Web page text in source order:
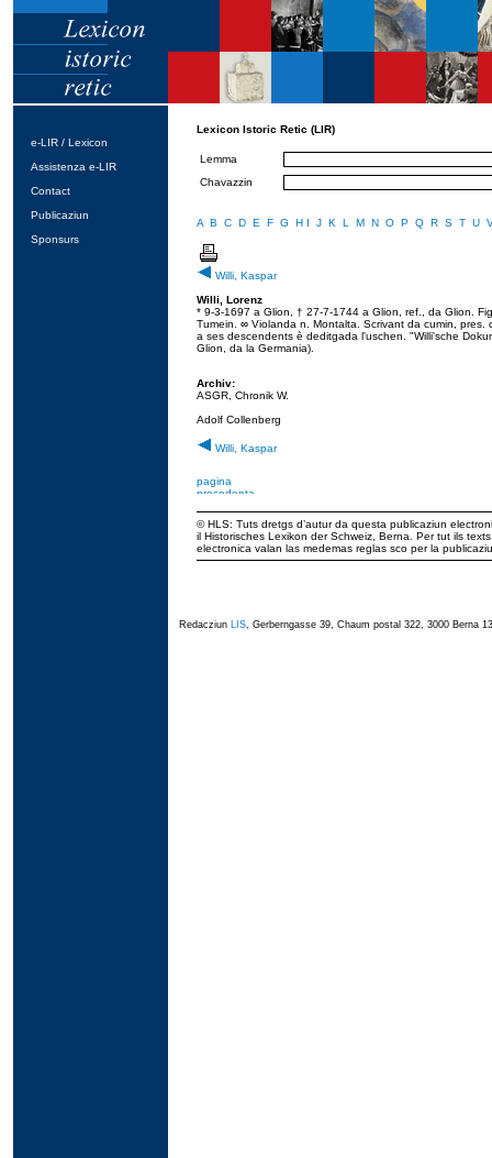
e-LIR / Lexicon
Assistenza e-LIR
Contact
Publicaziun
Sponsurs
Lexicon Istoric Retic (LIR)
Lemma
Chavazzin
A B C D E F G H I J K L M N O P Q R S T U
Willi, Kaspar
Willi, Lorenz
* 9-3-1697 a Glion, † 27-7-1744 a Glion, ref., da Glion.
Tumein. ∞ Violanda n. Montalta. Scrivant da cumin,
a ses descendents è deditgada l'uschen. "Willi'sche
Glion, da la Germania).
Archiv:
ASGR, Chronik W.
Adolf Collenberg
Willi, Kaspar
© HLS: Tuts dretgs d’autur da questa publicaziun
il Historisches Lexikon der Schweiz, Berna. Per tut ils
electronica valan las medemas reglas sco per la
Redacziun LIS, Gerberngasse 39, Chaum postal 322, 3000 Berna